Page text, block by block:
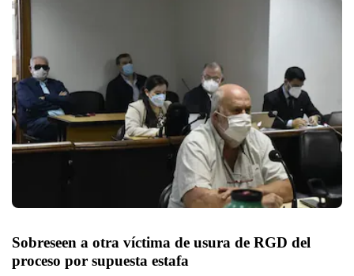
Sobreseen a otra víctima de usura de RGD del
proceso por supuesta estafa